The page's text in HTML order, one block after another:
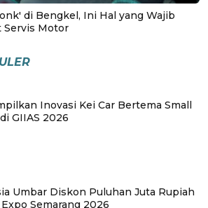
di Bengkel, Ini Hal yang Wajib
Servis Motor
Inovasi Kei Car Bertema Small
GIIAS 2026
Umbar Diskon Puluhan Juta Rupiah
Semarang 2026